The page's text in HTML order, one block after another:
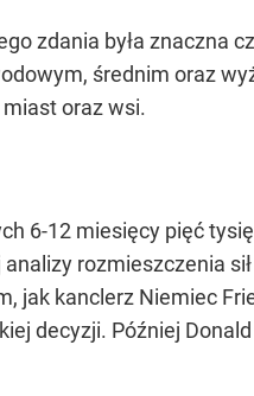
zdania była znaczna
średnim oraz
oraz wsi.
6-12 miesięcy pięć
analizy rozmieszczenia
jak kanclerz Niemiec
decyzji. Później